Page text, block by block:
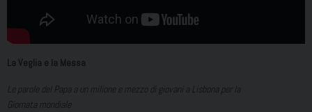
La Veglia e la Messa
Le parole del Papa a un milione e mezzo di giovani a Lisbona per la
Giornata mondiale